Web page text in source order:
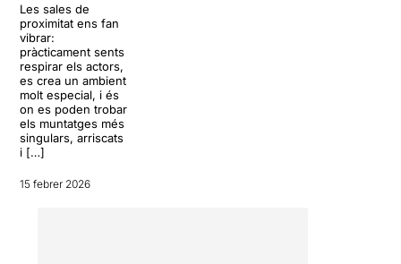
Les sales de
proximitat ens fan
vibrar:
pràcticament sents
respirar els actors,
es crea un ambient
molt especial, i és
on es poden trobar
els muntatges més
singulars, arriscats
i […]
15 febrer 2026